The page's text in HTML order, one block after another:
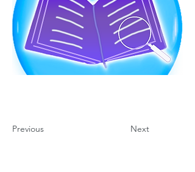
Previous Next